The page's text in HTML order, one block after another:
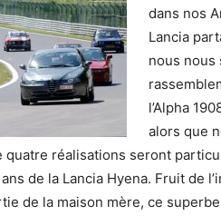
dans nos
Lancia
nous nous
l’Alpha
alors que
quatre réalisations seront
de la Lancia Hyena. Fruit de
de la maison mère, ce